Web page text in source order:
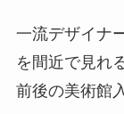
一流デザイナ
を間近で見れ
前後の美術館